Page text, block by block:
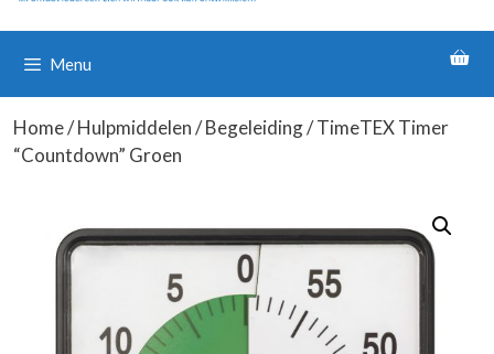
Menu
Home/Hulpmiddelen/Begeleiding/ TimeTEX Timer
“Countdown” Groen